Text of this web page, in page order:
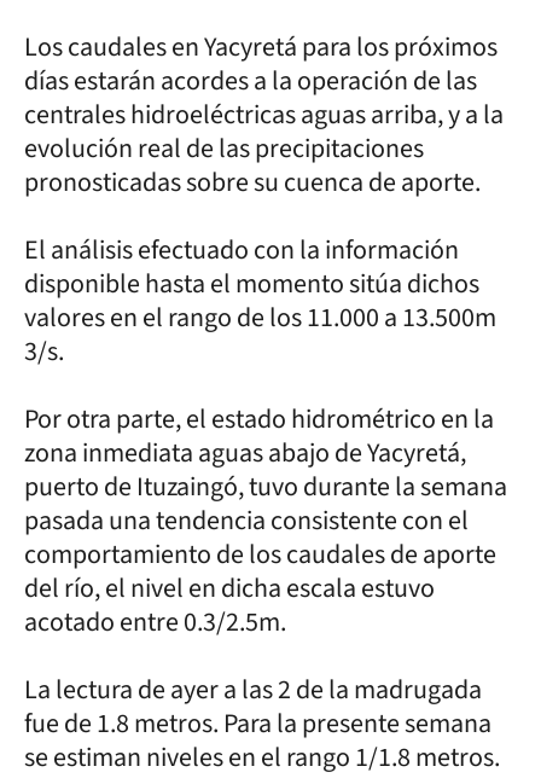
Los caudales en Yacyretá para los próximos
días estarán acordes a la operación de las
centrales hidroeléctricas aguas arriba, y a la
evolución real de las precipitaciones
pronosticadas sobre su cuenca de aporte.
El análisis efectuado con la información
disponible hasta el momento sitúa dichos
valores en el rango de los 11.000 a 13.500m
3/s.
Por otra parte, el estado hidrométrico en la
zona inmediata aguas abajo de Yacyretá,
puerto de Ituzaingó, tuvo durante la semana
pasada una tendencia consistente con el
comportamiento de los caudales de aporte
del río, el nivel en dicha escala estuvo
acotado entre 0.3/2.5m.
La lectura de ayer a las 2 de la madrugada
fue de 1.8 metros. Para la presente semana
se estiman niveles en el rango 1/1.8 metros.